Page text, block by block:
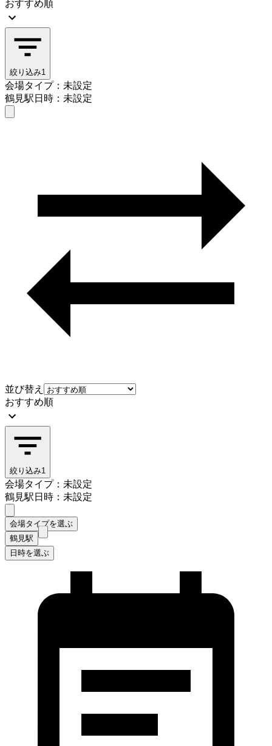
おすすめ順
絞り込み1
会場タイプ：未設定
鶴見駅日時：未設定
並び替え
おすすめ順
絞り込み1
会場タイプ：未設定
鶴見駅日時：未設定
会場タイプを選ぶ
鶴見駅
日時を選ぶ